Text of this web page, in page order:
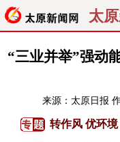
太
首页 聚
纵横 曝
“三业并举”强动
来源： 太原日报
转作风 优环